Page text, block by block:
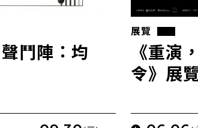
鬥陣：均
展覽
《重演
令》展